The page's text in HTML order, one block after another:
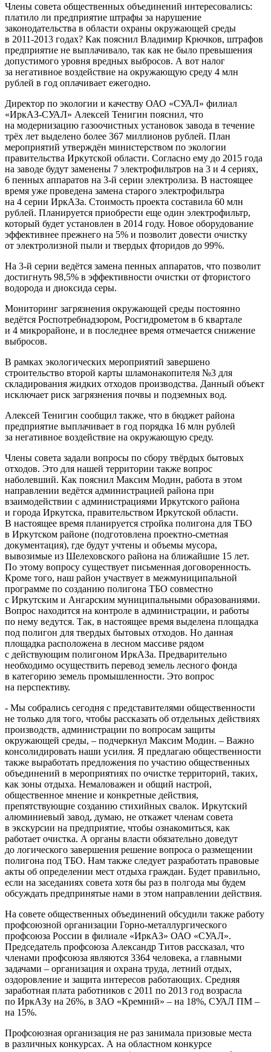
Члены совета общественных объединений интересовались:
платило ли предприятие штрафы за нарушение
законодательства в области охраны окружающей среды
в 2011-2013 годах? Как пояснил Владимир Крючков, штрафов
предприятие не выплачивало, так как не было превышения
допустимого уровня вредных выбросов. А вот налог
за негативное воздействие на окружающую среду 4 млн
рублей в год оплачивает ежегодно.
Директор по экологии и качеству ОАО «СУАЛ» филиал
«ИркАЗ-СУАЛ» Алексей Тенигин пояснил, что
на модернизацию газоочистных установок завода в течение
трёх лет выделено более 367 миллионов рублей. План
мероприятий утверждён министерством по экологии
правительства Иркутской области. Согласно ему до 2015 года
на заводе будут заменены 7 электрофильтров на 3 и 4 сериях,
6 пенных аппаратов на 3-й серии электролиза. В настоящее
время уже проведена замена старого электрофильтра
на 4 серии ИркАЗа. Стоимость проекта составила 60 млн
рублей. Планируется приобрести еще один электрофильтр,
который будет установлен в 2014 году. Новое оборудование
эффективнее прежнего на 5% и позволит довести очистку
от электролизной пыли и твердых фторидов до 99%.
На 3-й серии ведётся замена пенных аппаратов, что позволит
достигнуть 98,5% в эффективности очистки от фтористого
водорода и диоксида серы.
Мониторинг загрязнения окружающей среды постоянно
ведётся Роспотребнадзором, Росгидрометом в 6 квартале
и 4 микрорайоне, и в последнее время отмечается снижение
выбросов.
В рамках экологических мероприятий завершено
строительство второй карты шламонакопителя №3 для
складирования жидких отходов производства. Данный объект
исключает риск загрязнения почвы и подземных вод.
Алексей Тенигин сообщил также, что в бюджет района
предприятие выплачивает в год порядка 16 млн рублей
за негативное воздействие на окружающую среду.
Члены совета задали вопросы по сбору твёрдых бытовых
отходов. Это для нашей территории также вопрос
наболевший. Как пояснил Максим Модин, работа в этом
направлении ведётся администрацией района при
взаимодействии с администрациями Иркутского района
и города Иркутска, правительством Иркутской области.
В настоящее время планируется стройка полигона для ТБО
в Иркутском районе (подготовлена проектно-сметная
документация), где будут учтены и объемы мусора,
вывозимые из Шелеховского района на ближайшие 15 лет.
По этому вопросу существует письменная договоренность.
Кроме того, наш район участвует в межмуниципальной
программе по созданию полигона ТБО совместно
с Иркутским и Ангарским муниципальными образованиями.
Вопрос находится на контроле в администрации, и работы
по нему ведутся. Так, в настоящее время выделена площадка
под полигон для твердых бытовых отходов. Но данная
площадка расположена в лесном массиве рядом
с действующим полигоном ИркАЗа. Предварительно
необходимо осуществить перевод земель лесного фонда
в категорию земель промышленности. Это вопрос
на перспективу.
- Мы собрались сегодня с представителями общественности
не только для того, чтобы рассказать об отдельных действиях
производств, администрации по вопросам защиты
окружающей среды, – подчеркнул Максим Модин. – Важно
консолидировать наши усилия. Я предлагаю общественности
также выработать предложения по участию общественных
объединений в мероприятиях по очистке территорий, таких,
как зоны отдыха. Немаловажен и общий настрой,
общественное мнение и конкретные действия,
препятствующие созданию стихийных свалок. Иркутский
алюминиевый завод, думаю, не откажет членам совета
в экскурсии на предприятие, чтобы ознакомиться, как
работает очистка. А органы власти обязательно доведут
до логического завершения решение вопроса о размещении
полигона под ТБО. Нам также следует разработать правовые
акты об определении мест отдыха граждан. Будет правильно,
если на заседаниях совета хотя бы раз в полгода мы будем
обсуждать предпринятые нами в этом направлении действия.
На совете общественных объединений обсудили также работу
профсоюзной организации Горно-металлургического
профсоюза России в филиале «ИркАЗ» ОАО «СУАЛ».
Председатель профсоюза Александр Титов рассказал, что
членами профсоюза являются 3364 человека, а главными
задачами – организация и охрана труда, летний отдых,
оздоровление и защита интересов работающих. Средняя
заработная плата работников с 2011 по 2013 год возрасла
по ИркАЗу на 26%, в ЗАО «Кремний» – на 18%, СУАЛ ПМ –
на 15%.
Профсоюзная организация не раз занимала призовые места
в различных конкурсах. А на областном конкурсе